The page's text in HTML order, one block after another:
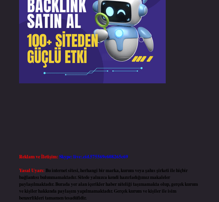
Reklam ve İletişim:Skype: live:.cid.575569c608265c69
Yasal Uyarı: Bu internet sitesi, herhangi bir marka, kurum veya şahıs şirketi ile hiçbir
bağlantısı bulunmamaktadır. Sitede yalnızca kendi hazırladığımız makaleler
paylaşılmaktadır. Burada yer alan içerikler haber niteliği taşımamakta olup, gerçek kurum
ve kişiler hakkında paylaşım yapılmamaktadır. Gerçek kurum ve kişiler ile isim
benzerlikleri tamamen tesadüfidir.